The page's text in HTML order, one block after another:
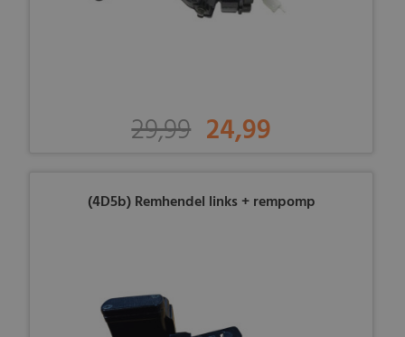
29,99 24,99
(4D5b) Remhendel links + rempomp